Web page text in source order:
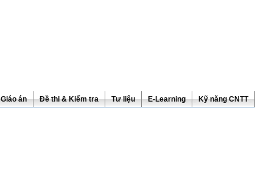
Giáo án Đề thi & Kiểm tra Tư liệu E-Learning Kỹ năng CNTT